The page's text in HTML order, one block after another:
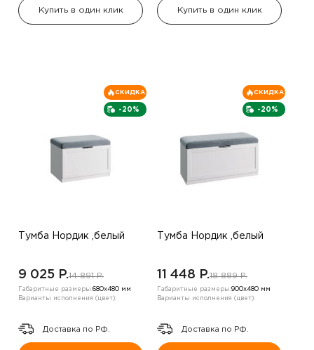
Купить в один клик Купить в один клик
-20%
СКИДКА
Тумба Нордик ,белый
9 025 P.14 891 P.
Габаритные размеры:680х480 мм
Варианты исполнения (цвет):
Доставка по РФ.
-20%
СКИДКА
Тумба Нордик ,белый
11 448 P.18 889 P.
Габаритные размеры:900х480 мм
Варианты исполнения (цвет):
Доставка по РФ.